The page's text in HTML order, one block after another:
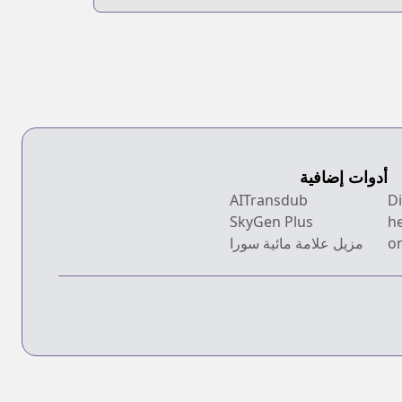
أدوات إضافية
AITransdub
SkyGen Plus
مزيل علامة مائية سورا